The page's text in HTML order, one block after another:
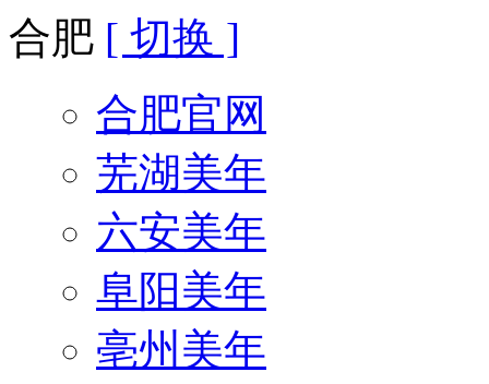
合肥 [ 切换 ]
合肥官网
芜湖美年
六安美年
阜阳美年
亳州美年